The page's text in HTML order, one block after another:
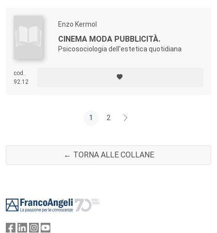
Enzo Kermol
CINEMA MODA PUBBLICITÀ.
Psicosociologia dell'estetica quotidiana
cod.
92.12
1 2
← TORNA ALLE COLLANE